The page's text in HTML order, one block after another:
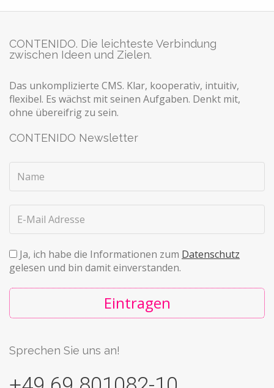
CONTENIDO. Die leichteste Verbindung
zwischen Ideen und Zielen.
Das unkomplizierte CMS. Klar, kooperativ, intuitiv,
flexibel. Es wächst mit seinen Aufgaben. Denkt mit,
ohne übereifrig zu sein.
CONTENIDO Newsletter
Ja, ich habe die Informationen zum Datenschutz
gelesen und bin damit einverstanden.
Eintragen
Sprechen Sie uns an!